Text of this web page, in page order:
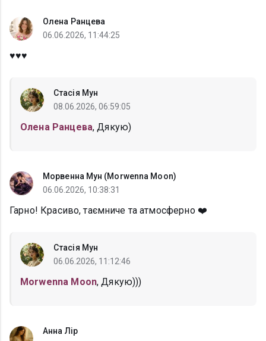
Олена Ранцева
06.06.2026, 11:44:25
♥️♥️♥️
Стасія Мун
08.06.2026, 06:59:05
Олена Ранцева, Дякую)
Морвенна Мун (Morwenna Moon)
06.06.2026, 10:38:31
Гарно! Красиво, таємниче та атмосферно ❤️
Стасія Мун
06.06.2026, 11:12:46
Morwenna Moon, Дякую)))
Анна Лір